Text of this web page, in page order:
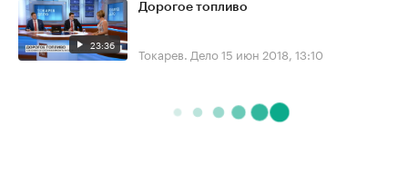
23:36
Дорогое топливо
Токарев. Дело15 июн 2018, 13:10